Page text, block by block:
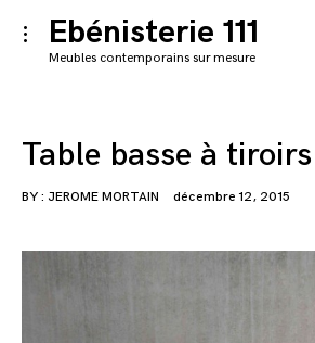
Skip
to
Ebénisterie 111
Meubles contemporains sur mesure
toggle
open/close
Table basse à
BY : JEROME MORTAIN décembre 12, 2015